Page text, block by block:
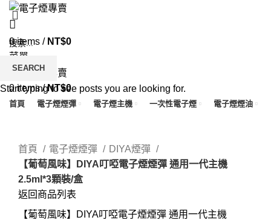
0items / NT$0
菜單
0items / NT$0
首頁 電子煙煙彈 電子煙主機 一次性電子煙 電子煙煙油
首頁
電子煙煙彈
DIYA煙彈
【葡萄風味】DIYA叮啞電子煙煙彈 通用一代主機
2.5ml*3顆裝/盒
返回商品列表
【葡萄風味】DIYA叮啞電子煙煙彈 通用一代主機
SEARCH
Start typing to see posts you are looking for.